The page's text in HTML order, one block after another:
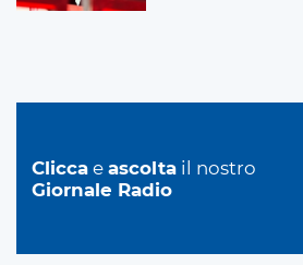
Clicca e ascolta il nostro
Giornale Radio